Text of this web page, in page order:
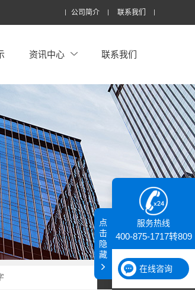
公司简介 联系我们
资讯中心 联系我们
服务热线
400-875-1717转809
在线咨询
点
击
隐
藏